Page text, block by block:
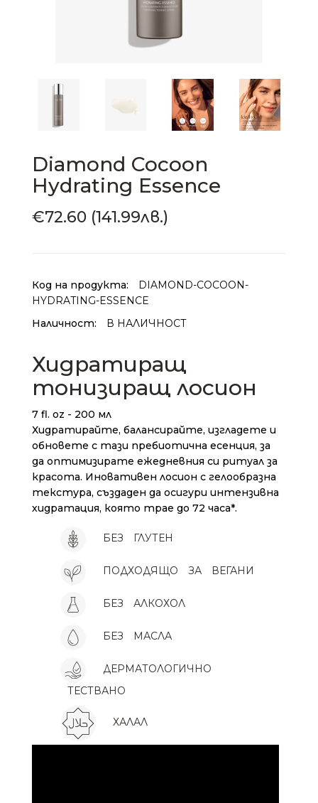
Diamond Cocoon
Hydrating Essence
€72.60 (141.99лв.)
Код на продукта:
DIAMOND-COCOON-
HYDRATING-ESSENCE
Наличност:
В НАЛИЧНОСТ
Хидратиращ
тонизиращ лосион
7 fl. oz - 200 мл
Хидратирайте, балансирайте, изгладете и
обновете с тази пребиотична есенция, за
да оптимизирате ежедневния си ритуал за
красота. Иновативен лосион с гелообразна
текстура, създаден да осигури интензивна
хидратация, която трае до 72 часа*.
БЕЗ ГЛУТЕН
ПОДХОДЯЩО ЗА ВЕГАНИ
БЕЗ АЛКОХОЛ
БЕЗ МАСЛА
ДЕРМАТОЛОГИЧНО
ТЕСТВАНО
ХАЛАЛ